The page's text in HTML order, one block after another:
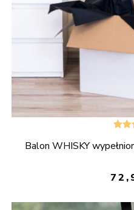
Balon WHISKY